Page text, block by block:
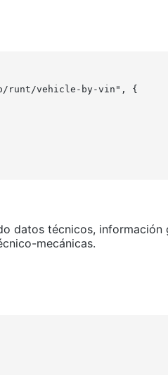
runt/vehicle-by-vin", {
datos técnicos,
mecánicas.